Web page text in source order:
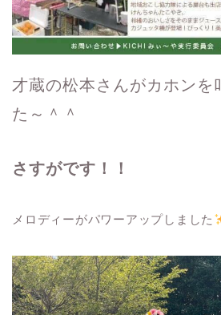
才蔵の松本さんがカホンを
た～＾＾
さすがです！！
メロディーがパワーアップしました